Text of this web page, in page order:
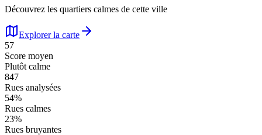
Découvrez les quartiers calmes de cette ville
Explorer la carte
57
Score moyen
Plutôt calme
847
Rues analysées
54%
Rues calmes
23%
Rues bruyantes